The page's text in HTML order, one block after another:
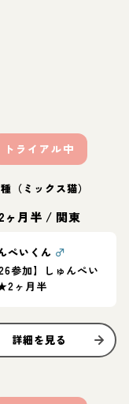
トライアル中
（ミックス猫）
2ヶ月半 / 関東
ぺいくん ♂
参加】しゅんぺい
ヶ月半
詳細を見る